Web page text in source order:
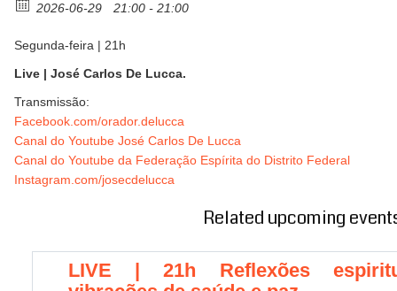
2026-06-29
21:00 - 21:00
Segunda-feira | 21h
Live | José Carlos De Lucca.
Transmissão:
Facebook.com/orador.delucca
Canal do Youtube José Carlos De Lucca
Canal do Youtube da Federação Espírita do Distrito Federal
Instagram.com/josecdelucca
Related upcoming
LIVE | 21h Reflexões